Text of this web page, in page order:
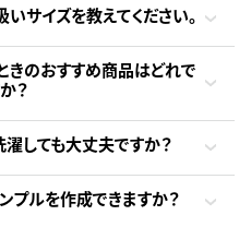
サイズを教えてください。
きのおすすめ商品はどれで
？
しても大丈夫ですか？
プルを作成できますか？